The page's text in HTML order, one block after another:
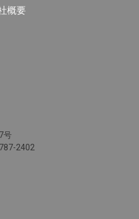
概要
号
2402